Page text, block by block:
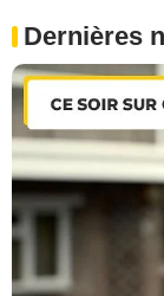
Dernières